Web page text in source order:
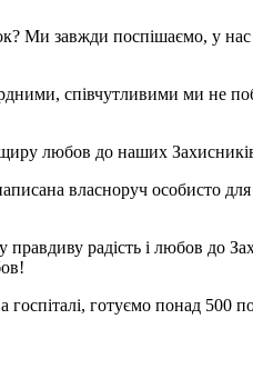
Ми завжди поспішаємо, у
співчутливими ми не
любов до наших
власноруч особисто
радість і любов до
готуємо понад 500